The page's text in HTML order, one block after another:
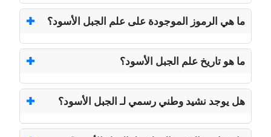
ما هي الرموز الموجودة على علم الجبل الأسود؟
ما هو تاريخ علم الجبل الأسود؟
هل يوجد نشيد وطني رسمي لـ الجبل الأسود؟